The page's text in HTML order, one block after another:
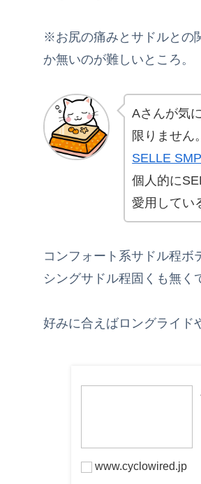
※お尻の痛みとサドルとの
か無いのが難しいところ。
Aさんが気
限りません。
SELLE SMP
個人的に
愛用してい
コンフォート系サドル程ボ
シングサドル程固くも無く
好みに合えばロングライド
www.cyclowired.jp